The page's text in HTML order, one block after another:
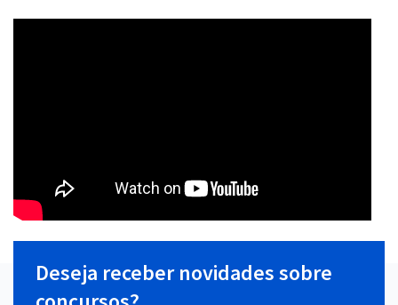
Deseja receber novidades sobre